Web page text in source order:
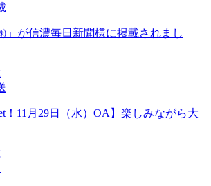
」が信濃毎日新聞様に掲載されまし
！11月29日（水）OA】楽しみながら大